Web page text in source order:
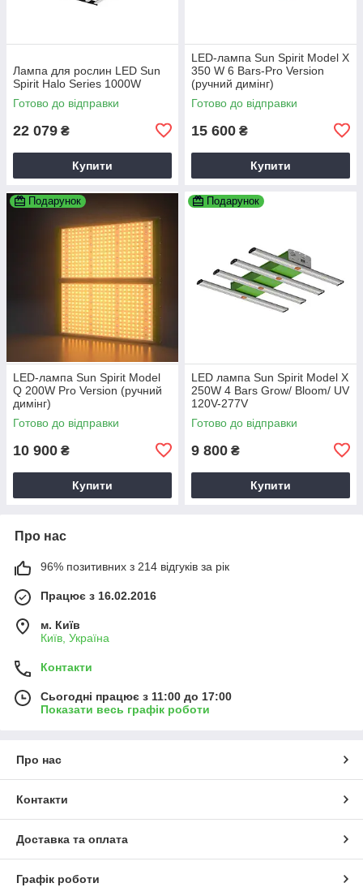
Лампа для рослин LED Sun
Spirit Halo Series 1000W
Готово до відправки
22 079 ₴
Купити
LED-лампа Sun Spirit Model X
350 W 6 Bars-Pro Version
(ручний димінг)
Готово до відправки
15 600 ₴
Купити
Подарунок
LED-лампа Sun Spirit Model
Q 200W Pro Version (ручний
димінг)
Готово до відправки
10 900 ₴
Купити
Подарунок
LED лампа Sun Spirit Model X
250W 4 Bars Grow/ Bloom/ UV
120V-277V
Готово до відправки
9 800 ₴
Купити
Про нас
96% позитивних з 214 відгуків за рік
Працює з 16.02.2016
м. Київ
Київ, Україна
Контакти
Сьогодні працює з 11:00 до 17:00
Показати весь графік роботи
Про нас
Контакти
Доставка та оплата
Графік роботи